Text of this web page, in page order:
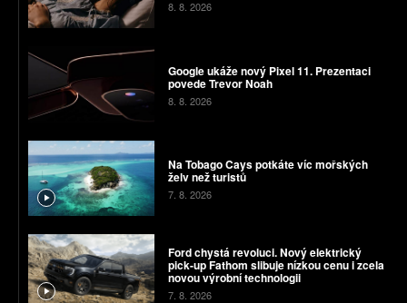
8. 8. 2026
Google ukáže nový Pixel 11. Prezentaci
povede Trevor Noah
8. 8. 2026
Na Tobago Cays potkáte víc mořských
želv než turistů
7. 8. 2026
Ford chystá revoluci. Nový elektrický
pick-up Fathom slibuje nízkou cenu i zcela
novou výrobní technologii
7. 8. 2026